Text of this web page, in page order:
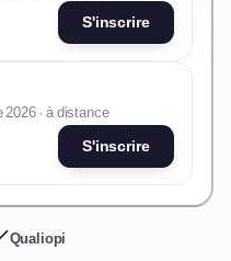
S'inscrire
· à distance
S'inscrire
Qualiopi